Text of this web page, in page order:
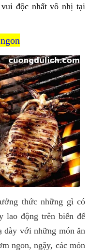
độc nhất vô nhị tại
thức những gì có
lao động trên biển để
dày với những món ăn
ngon, ngậy, các món